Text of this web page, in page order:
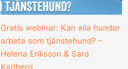
Gratis webinar: Kan alla hundar
arbeta som tjänstehund? –
Helena Eriksson & Sara
Karlberg